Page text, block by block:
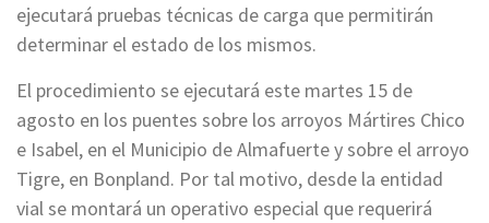
ejecutará pruebas técnicas de carga que permitirán
determinar el estado de los mismos.
El procedimiento se ejecutará este martes 15 de
agosto en los puentes sobre los arroyos Mártires Chico
e Isabel, en el Municipio de Almafuerte y sobre el arroyo
Tigre, en Bonpland. Por tal motivo, desde la entidad
vial se montará un operativo especial que requerirá